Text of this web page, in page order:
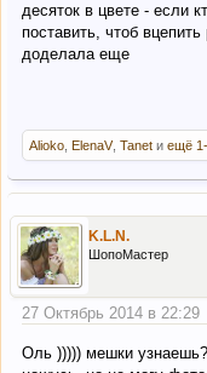
десяток в цвете - если
поставить, чтоб
доделала еще
Alioko ElenaV, Tanet и ещё
K.L.N.
ШопоМастер
27 Октябрь 2014 в 22:29
Оль ))))) мешки